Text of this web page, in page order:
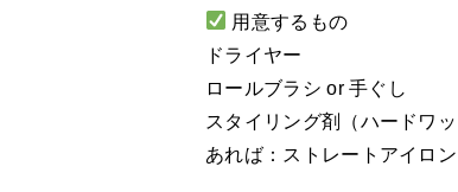
用意するもの
ドライヤー
ロールブラシ or 手ぐし
スタイリング剤（ハードワ
あれば：ストレートアイロン